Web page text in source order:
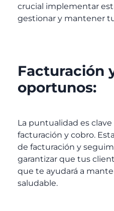
crucial implementar
gestionar y mantener
Facturación
oportunos:
La puntualidad es
facturación y cobro.
de facturación y
garantizar que tus
que te ayudará a
saludable.